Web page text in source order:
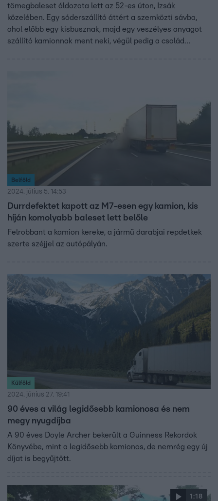
tömegbaleset áldozata lett az 52-es úton, Izsák
közelében. Egy sóderszállító áttért a szemközti sávba,
ahol előbb egy kisbusznak, majd egy veszélyes anyagot
szállító kamionnak ment neki, végül pedig a család
Belföld
2024. július 5. 14:53
Durrdefektet kapott az M7-esen egy kamion, kis
híján komolyabb baleset lett belőle
Felrobbant a kamion kereke, a jármű darabjai repdetkek
szerte széjjel az autópályán.
Külföld
2024. június 27. 19:41
90 éves a világ legidősebb kamionosa és nem
megy nyugdíjba
A 90 éves Doyle Archer bekerült a Guinness Rekordok
Könyvébe, mint a legidősebb kamionos, de nemrég egy új
díjat is begyűjtött.
1:18